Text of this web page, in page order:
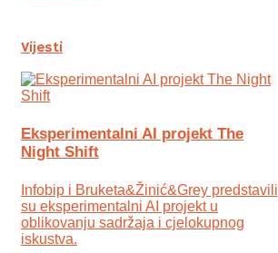
Vijesti
Eksperimentalni AI projekt The
Night Shift
Infobip i Bruketa&Žinić&Grey predstavili
su eksperimentalni AI projekt u
oblikovanju sadržaja i cjelokupnog
iskustva.